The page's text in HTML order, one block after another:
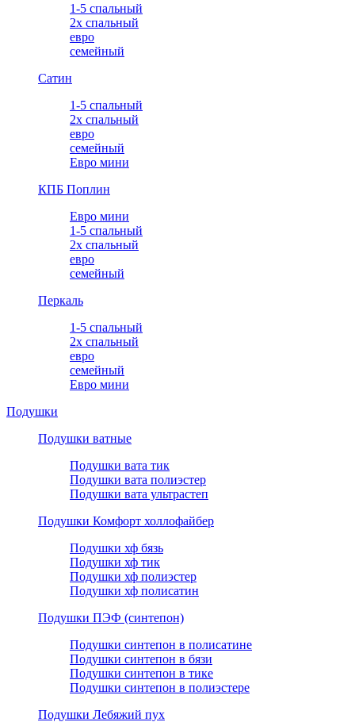
1-5 спальный
2х спальный
евро
семейный
Сатин
1-5 спальный
2х спальный
евро
семейный
Евро мини
КПБ Поплин
Евро мини
1-5 спальный
2х спальный
евро
семейный
Перкаль
1-5 спальный
2х спальный
евро
семейный
Евро мини
Подушки
Подушки ватные
Подушки вата тик
Подушки вата полиэстер
Подушки вата ультрастеп
Подушки Комфорт холлофайбер
Подушки хф бязь
Подушки хф тик
Подушки хф полиэстер
Подушки хф полисатин
Подушки ПЭФ (синтепон)
Подушки синтепон в полисатине
Подушки синтепон в бязи
Подушки синтепон в тике
Подушки синтепон в полиэстере
Подушки Лебяжий пух